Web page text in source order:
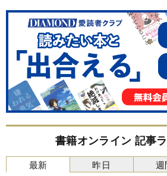
書籍オンライン 記事
最新 昨日 週